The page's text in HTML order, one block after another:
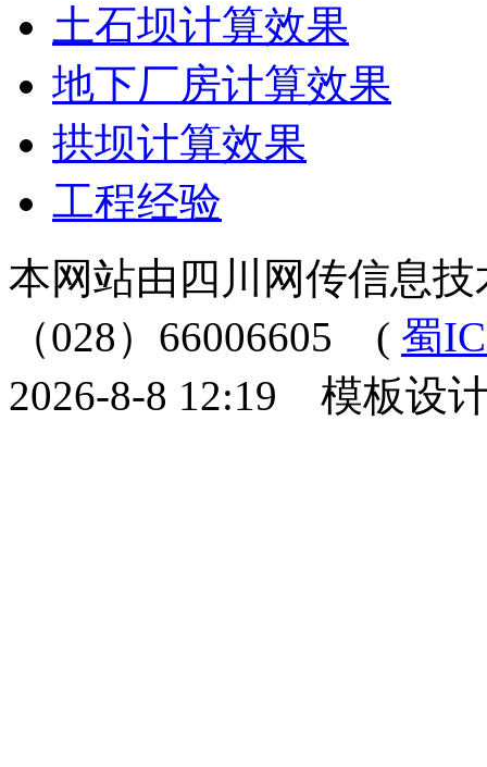
土石坝计算效果
地下厂房计算效果
拱坝计算效果
工程经验
本网站由四川网传信息
（028）66006605
( 蜀
2026-8-8 12:19 模板设